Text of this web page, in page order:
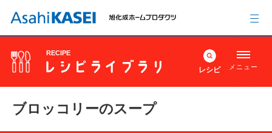
RECIPE
レシピ メニュー
ブロッコリーのスープ